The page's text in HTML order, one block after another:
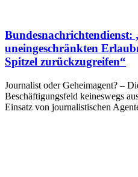
Bundesnachrichtendienst:
uneingeschränkten
Spitzel zurückzugreifen“
Journalist oder Geheimagent? –
Beschäftigungsfeld keineswegs
Einsatz von journalistischen